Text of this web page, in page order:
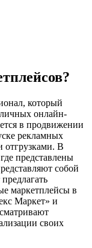
который
онлайн-
в продвижении
рекламных
отгрузками. В
представлены
собой
маркетплейсы в
Маркет» и
своих